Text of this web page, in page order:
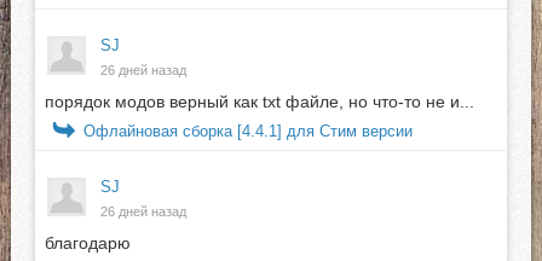
SJ
26 дней назад
порядок модов верный как txt файле, но что-то не и...
Офлайновая сборка [4.4.1] для Стим версии
SJ
26 дней назад
благодарю